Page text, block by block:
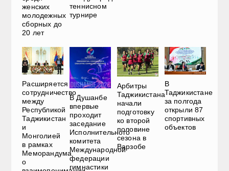
женских
молодежных
сборных до
20 лет
теннисном
турнире
Расширяется
сотрудничество
между
Республикой
Таджикистан
и
Монголией
в рамках
Меморандума
о
В Душанбе
впервые
проходит
заседание
Исполнительного
комитета
Международной
федерации
гимнастики
Арбитры
Таджикистана
начали
подготовку
ко второй
половине
сезона в
Варзобе
В
Таджикистане
за полгода
открыли 87
спортивных
объектов